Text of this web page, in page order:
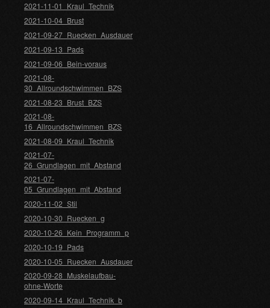
2021-11-01_Kraul_Technik
2021-10-04_Brust
2021-09-27_Ruecken_Ausdauer
2021-09-13_Pads
2021-09-06_Bein-voraus
2021-08-
30_Allroundschwimmen_BZS
2021-08-23_Brust_BZS
2021-08-
16_Allroundschwimmen_BZS
2021-08-09_Kraul_Technik
2021-07-
26_Grundlagen_mit_Abstand
2021-07-
05_Grundlagen_mit_Abstand
2020-11-02_Stil
2020-10-30_Ruecken_g
2020-10-26_Kein_Programm_p
2020-10-19_Pads
2020-10-05_Ruecken_Ausdauer
2020-09-28_Muskelaufbau-
ohne-Worte
2020-09-14_Kraul_Technik_b